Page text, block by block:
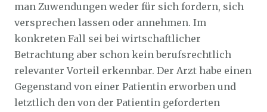
man Zuwendungen weder für sich fordern, sich
versprechen lassen oder annehmen. Im
konkreten Fall sei bei wirtschaftlicher
Betrachtung aber schon kein berufsrechtlich
relevanter Vorteil erkennbar. Der Arzt habe einen
Gegenstand von einer Patientin erworben und
letztlich den von der Patientin geforderten